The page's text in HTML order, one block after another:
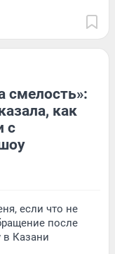
смелость»:
как
с
если что не
после
в Казани